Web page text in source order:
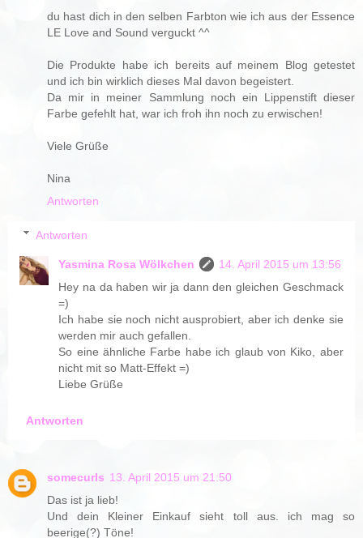
du hast dich in den selben Farbton wie ich aus der Essence
LE Love and Sound verguckt ^^
Die Produkte habe ich bereits auf meinem Blog getestet
und ich bin wirklich dieses Mal davon begeistert.
Da mir in meiner Sammlung noch ein Lippenstift dieser
Farbe gefehlt hat, war ich froh ihn noch zu erwischen!
Viele Grüße
Nina
Antworten
Antworten
Yasmina Rosa Wölkchen
14. April 2015 um 13:56
Hey na da haben wir ja dann den gleichen Geschmack
=)
Ich habe sie noch nicht ausprobiert, aber ich denke sie
werden mir auch gefallen.
So eine ähnliche Farbe habe ich glaub von Kiko, aber
nicht mit so Matt-Effekt =)
Liebe Grüße
Antworten
somecurls 13. April 2015 um 21:50
Das ist ja lieb!
Und dein Kleiner Einkauf sieht toll aus. ich mag so
beerige(?) Töne!